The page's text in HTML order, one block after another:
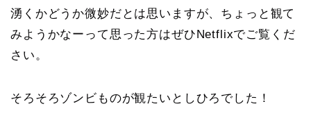
湧くかどうか微妙だとは思いますが、ちょっと観て
みようかなーって思った方はぜひNetflixでご覧くだ
さい。
そろそろゾンビものが観たいとしひろでした！